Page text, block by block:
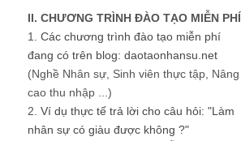
II. CHƯƠNG TRÌNH ĐÀO TẠO MIỄN PHÍ
1. Các chương trình đào tạo miễn phí
đang có trên blog: daotaonhansu.net
(Nghề Nhân sự, Sinh viên thực tập, Nâng
cao thu nhập ...)
2. Ví dụ thực tế trả lời cho câu hỏi: "Làm
nhân sự có giàu được không ?"